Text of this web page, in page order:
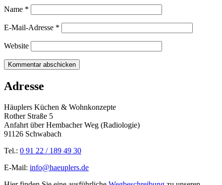
Name *
E-Mail-Adresse *
Website
Adresse
Häuplers Küchen & Wohnkonzepte
Rother Straße 5
Anfahrt über Hembacher Weg (Radiologie)
91126 Schwabach
Tel.: 0 91 22 / 189 49 30
E-Mail: info@haeuplers.de